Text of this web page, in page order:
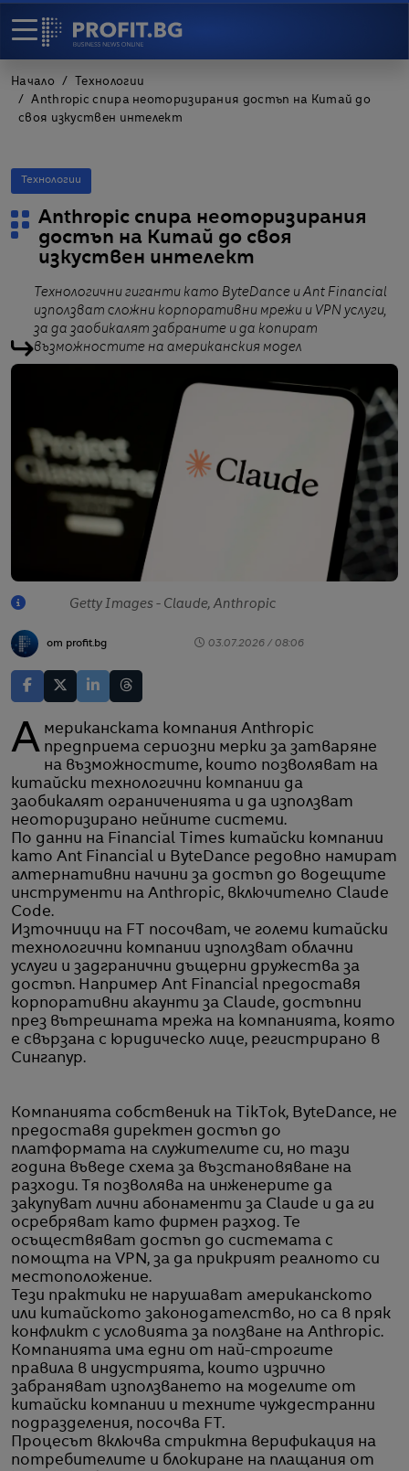
Начало
Технологии
Anthropic спира неоторизирания достъп на Китай до
своя изкуствен интелект
Технологии
Anthropic спира неоторизирания
достъп на Китай до своя
изкуствен интелект
Технологични гиганти като ByteDance и Ant Financial
използват сложни корпоративни мрежи и VPN услуги,
за да заобикалят забраните и да копират
възможностите на американския модел
Getty Images - Claude, Anthropic
от profit.bg 03.07.2026 / 08:06
Американската компания Anthropic предприема сериозни мерки за затваряне
на възможностите, които позволяват на
китайски технологични компании да
заобикалят ограниченията и да използват
неоторизирано нейните системи.
По данни на Financial Times китайски компании
като Ant Financial и ByteDance редовно намират
алтернативни начини за достъп до водещите
инструменти на Anthropic, включително Claude
Code.
Източници на FT посочват, че големи китайски
технологични компании използват облачни
услуги и задгранични дъщерни дружества за
достъп. Например Ant Financial предоставя
корпоративни акаунти за Claude, достъпни
през вътрешната мрежа на компанията, която
е свързана с юридическо лице, регистрирано в
Сингапур.
Компанията собственик на TikTok, ByteDance, не
предоставя директен достъп до
платформата на служителите си, но тази
година въведе схема за възстановяване на
разходи. Тя позволява на инженерите да
закупуват лични абонаменти за Claude и да ги
осребряват като фирмен разход. Те
осъществяват достъп до системата с
помощта на VPN, за да прикрият реалното си
местоположение.
Тези практики не нарушават американското
или китайското законодателство, но са в пряк
конфликт с условията за ползване на Anthropic.
Компанията има едни от най-строгите
правила в индустрията, които изрично
забраняват използването на моделите от
китайски компании и техните чуждестранни
подразделения, посочва FT.
Процесът включва стриктна верификация на
потребителите и блокиране на плащания от